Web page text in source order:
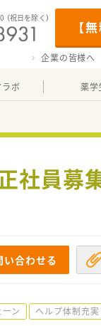
【
（祝日を除く）
企業の皆様へ
ボ 薬学
社員募
い合わせる
ン ヘルプ体制充実